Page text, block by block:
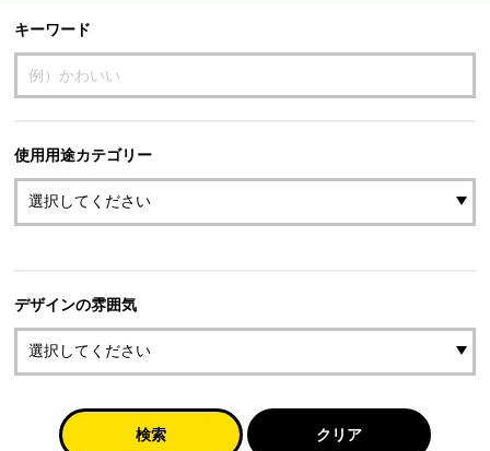
キーワード
使用用途カテゴリー
デザインの雰囲気
検索 クリア